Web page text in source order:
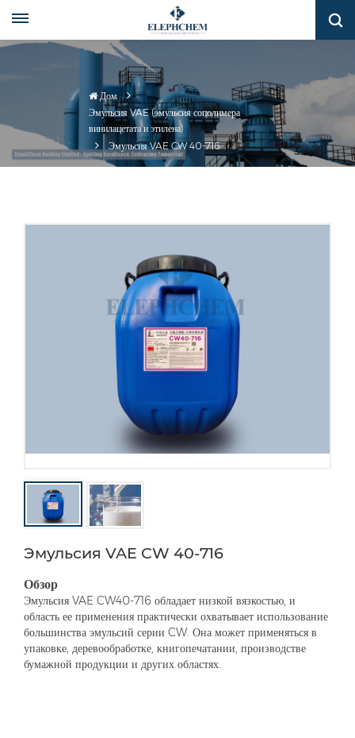
Дом
Эмульсия VAE (эмульсия сополимера
винилацетата и этилена)
Эмульсия VAE CW 40-716
Эмульсия VAE CW 40-716
Обзор
Эмульсия VAE CW40-716 обладает низкой вязкостью, и
область ее применения практически охватывает использование
большинства эмульсий серии CW. Она может применяться в
упаковке, деревообработке, книгопечатании, производстве
бумажной продукции и других областях.